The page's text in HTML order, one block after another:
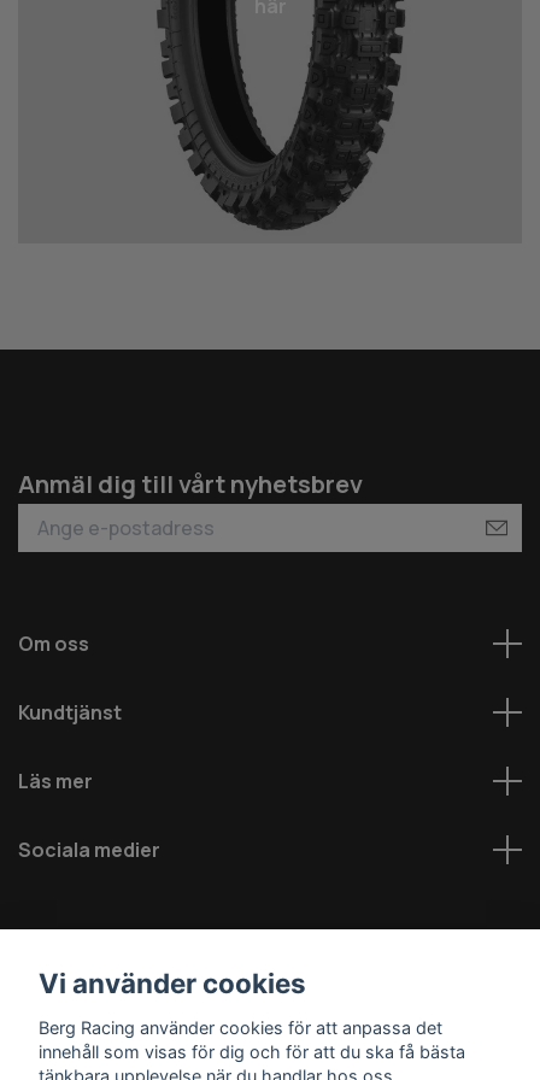
Anmäl dig till vårt nyhetsbrev
Om oss
Kundtjänst
Läs mer
Sociala medier
© 2026 Berg MC AB - Alla rättigheter reserverade
Vi använder cookies
Berg Racing använder cookies för att anpassa det
innehåll som visas för dig och för att du ska få bästa
tänkbara upplevelse när du handlar hos oss.